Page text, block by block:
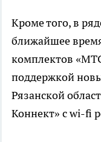
Кроме того, в
ближайшее
комплектов
поддержкой
Рязанской
Коннект» с wi-fi